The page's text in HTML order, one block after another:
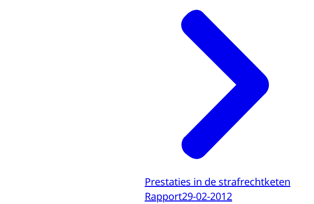
Prestaties in de strafrechtketen
Rapport29-02-2012